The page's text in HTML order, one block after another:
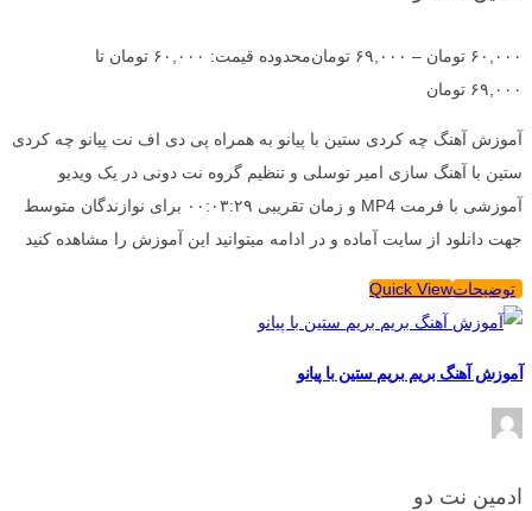
۶۰,۰۰۰ تومان – ۶۹,۰۰۰ تومان
محدوده قیمت: ۶۰,۰۰۰ تومان تا
۶۹,۰۰۰ تومان
آموزش آهنگ چه کردی ستین با پیانو به همراه پی دی اف نت پیانو چه کردی
ستین با آهنگ سازی امیر توسلی و تنظیم گروه نت دونی در یک ویدیو
آموزشی با فرمت MP4 و زمان تقریبی ۰۰:۰۳:۲۹ برای نوازندگان متوسط
جهت دانلود از سایت آماده و در ادامه میتوانید این آموزش را مشاهده کنید
توضیحاتQuick View
آموزش آهنگ بریم بریم ستین با پیانو
ادمین نت دو